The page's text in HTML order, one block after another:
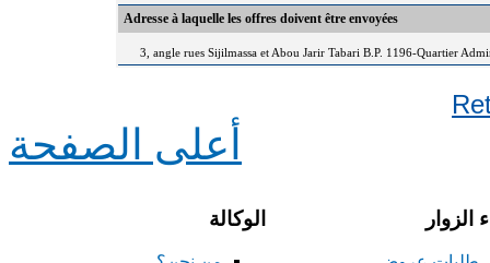
Adresse à laquelle les offres doivent être envoyées
3, angle rues Sijilmassa et Abou Jarir Tabari B.P. 1196-Quartier
أعلى الصفحة
الوكالة الزوار